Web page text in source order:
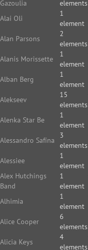
Gazoulia
elements
Alai Oli
1
element
Alan Parsons
2
elements
Alanis Morissette
1
element
Alban Berg
1
element
Alekseev
15
elements
Alenka Star Be
1
element
Alessandro Safína
3
elements
Alessiee
1
element
Alex Hutchings
Band
1
element
Alhimia
1
element
Alice Cooper
6
elements
Alicia Keys
4
elements